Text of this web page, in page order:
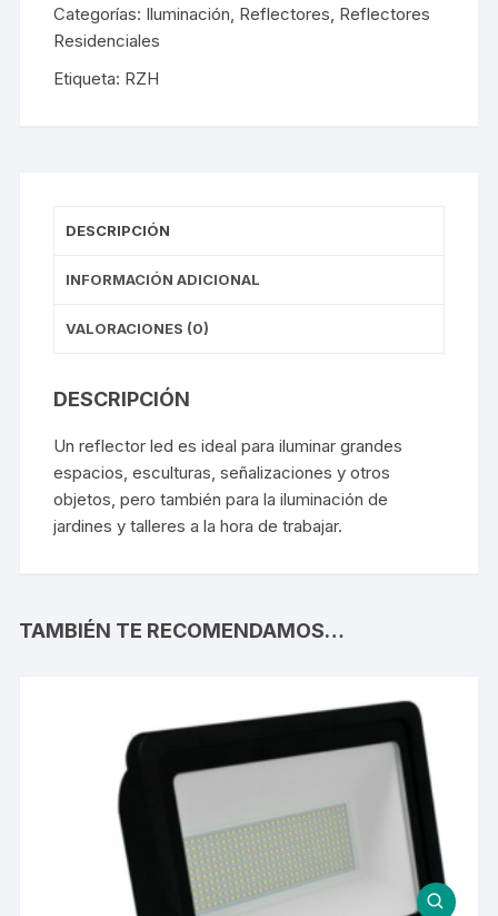
Categorías: Iluminación Reflectores Reflectores
Residenciales
Etiqueta: RZH
DESCRIPCIÓN
INFORMACIÓN ADICIONAL
VALORACIONES (0)
DESCRIPCIÓN
Un reflector led es ideal para iluminar grandes
espacios, esculturas, señalizaciones y otros
objetos, pero también para la iluminación de
jardines y talleres a la hora de trabajar.
TAMBIÉN TE RECOMENDAMOS…